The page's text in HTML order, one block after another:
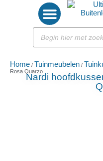
Home / Tuinmeubelen /
Rosa Quarzo
Nardi